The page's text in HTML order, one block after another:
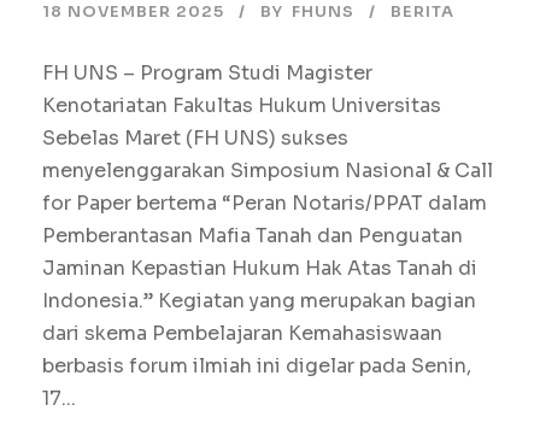
18 NOVEMBER 2025 BY FHUNS BERITA
FH UNS – Program Studi Magister
Kenotariatan Fakultas Hukum Universitas
Sebelas Maret (FH UNS) sukses
menyelenggarakan Simposium Nasional & Call
for Paper bertema “Peran Notaris/PPAT dalam
Pemberantasan Mafia Tanah dan Penguatan
Jaminan Kepastian Hukum Hak Atas Tanah di
Indonesia.” Kegiatan yang merupakan bagian
dari skema Pembelajaran Kemahasiswaan
berbasis forum ilmiah ini digelar pada Senin,
17...